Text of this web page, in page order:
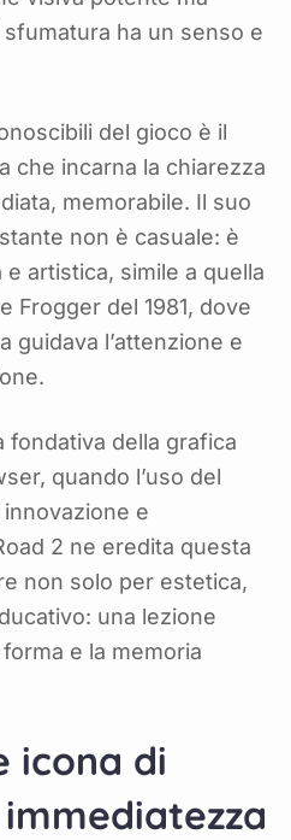
ha un senso e
del gioco è il
che incarna la chiarezza
memorabile. Il suo
non è casuale: è
artistica, simile a quella
Frogger del 1981, dove
guidava l’attenzione e
fondativa della grafica
quando l’uso del
e
2 ne eredita questa
non solo per estetica,
una lezione
e la memoria
icona di